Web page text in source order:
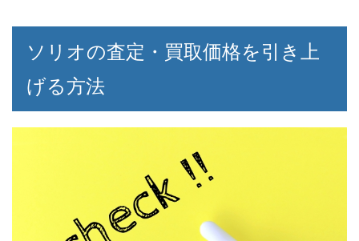
ソリオの査定・買取価格を引き上
げる方法